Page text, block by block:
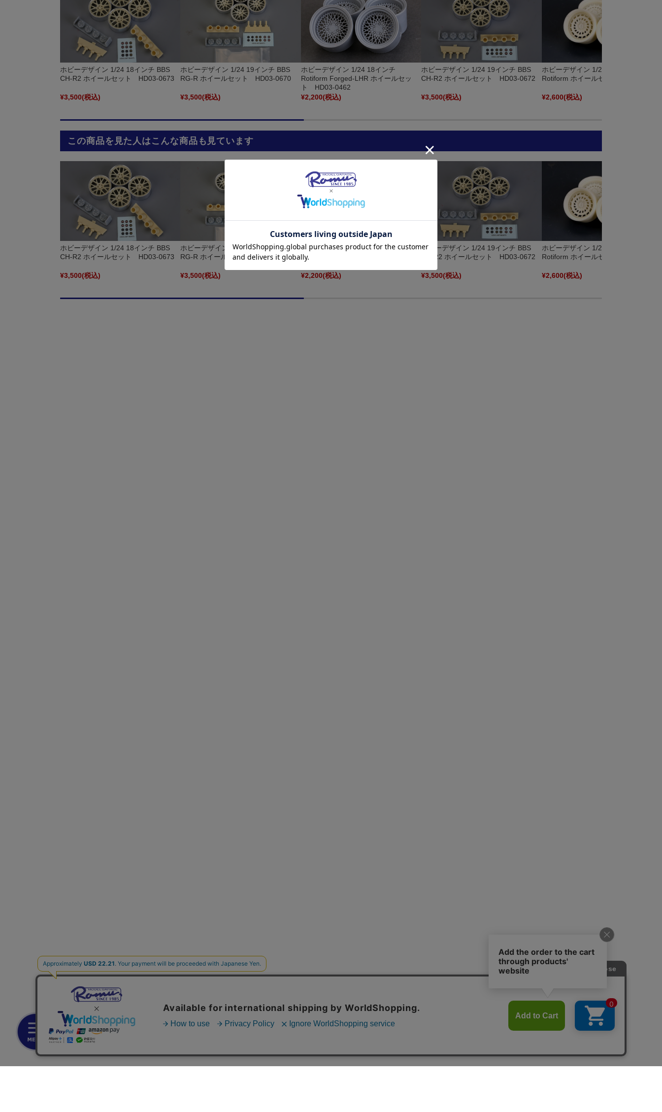
ホビーデザイン 1/24 18インチ BBS
CH-R2 ホイールセット HD03-0673
¥3,500(税込)
ホビーデザイン 1/24 19インチ BBS
RG-R ホイールセット HD03-0670
¥3,500(税込)
ホビーデザイン 1/24 18インチ
Rotiform Forged-LHR ホイールセッ
ト HD03-0462
¥2,200(税込)
ホビーデザイン 1/24 19インチ BBS
CH-R2 ホイールセット HD03-0672
¥3,500(税込)
ホビーデザイン 1/24 18インチ
Rotiform ホイールセット HD03-0487
¥2,600(税込)
この商品を見た人はこんな商品も見ています
ホビーデザイン 1/24 18インチ BBS
CH-R2 ホイールセット HD03-0673
¥3,500(税込)
ホビーデザイン 1/24 19インチ BBS
RG-R ホイールセット HD03-0670
¥3,500(税込)
ホビーデザイン 1/24 18インチ
Rotiform Forged-LHR ホイールセッ
¥2,200(税込)
ホビーデザイン 1/24 19インチ BBS
CH-R2 ホイールセット HD03-0672
¥3,500(税込)
ホビーデザイン 1/24 18インチ
Rotiform ホイールセット HD03-0487
¥2,600(税込)